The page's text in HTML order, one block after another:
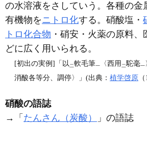
の水溶液をさしていう。各種の金
有機物をニトロ化する。硝酸塩・
トロ化合物 ・硝安・火薬の原料
どに広く用いられる。
[初出の実例]「以 二軟毛筆一 〈西用 二駝毫一
消酸各等分、調停〉」(出典： 植学啓原
硝酸の語誌
→「 たんさん（炭酸） 」の語誌